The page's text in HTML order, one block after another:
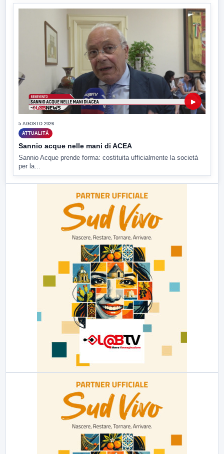
▶
5 AGOSTO 2026
ATTUALITÀ
Sannio acque nelle mani di ACEA
Sannio Acque prende forma: costituita ufficialmente la società
per la...